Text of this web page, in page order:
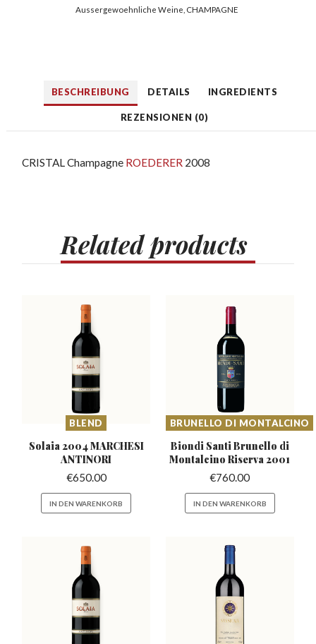
Aussergewoehnliche Weine CHAMPAGNE
BESCHREIBUNG DETAILS INGREDIENTS
REZENSIONEN (0)
CRISTAL Champagne ROEDERER 2008
Relatedproducts
BLEND
Solaia 2004 MARCHESI
ANTINORI
€650.00
IN DEN WARENKORB
BRUNELLO DI MONTALCINO
Biondi Santi Brunello di
Montalcino Riserva 2001
€760.00
IN DEN WARENKORB